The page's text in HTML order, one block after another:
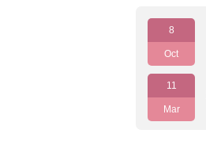
8
Oct
11
Mar